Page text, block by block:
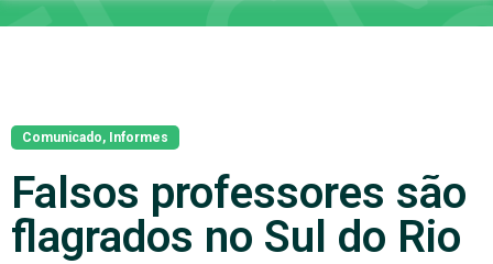
Comunicado, Informes
Falsos professores são
flagrados no Sul do Rio